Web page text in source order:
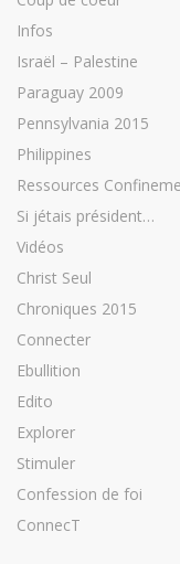
Infos
Israël – Palestine
Paraguay 2009
Pennsylvania 2015
Philippines
Ressources
Si jétais président…
Vidéos
Christ Seul
Chroniques 2015
Connecter
Ebullition
Edito
Explorer
Stimuler
Confession de foi
ConnecT